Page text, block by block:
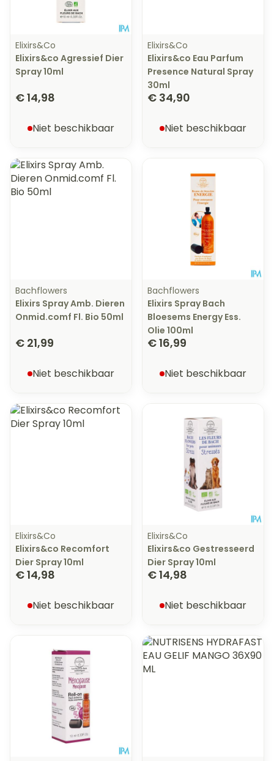
Elixirs&Co
Elixirs&co Agressief Dier
Spray 10ml
€ 14,98
Niet beschikbaar
Elixirs&Co
Elixirs&co Eau Parfum
Presence Natural Spray
30ml
€ 34,90
Niet beschikbaar
Bachflowers
Elixirs Spray Amb. Dieren
Onmid.comf Fl. Bio 50ml
€ 21,99
Niet beschikbaar
Bachflowers
Elixirs Spray Bach
Bloesems Energy Ess.
Olie 100ml
€ 16,99
Niet beschikbaar
Elixirs&Co
Elixirs&co Recomfort
Dier Spray 10ml
€ 14,98
Niet beschikbaar
Elixirs&Co
Elixirs&co Gestresseerd
Dier Spray 10ml
€ 14,98
Niet beschikbaar